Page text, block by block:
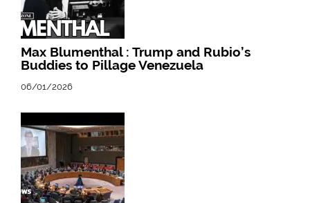
Max Blumenthal : Trump and Rubio’s
Buddies to Pillage Venezuela
06/01/2026